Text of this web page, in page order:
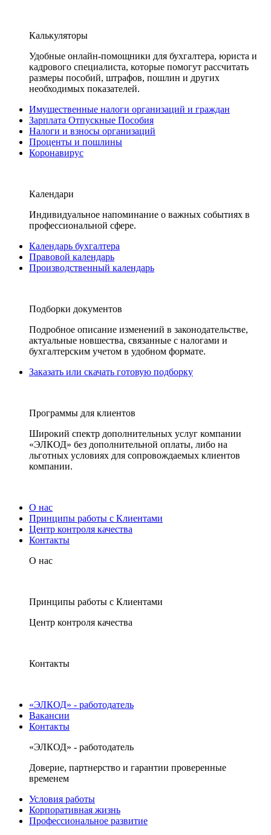
Калькуляторы
Удобные онлайн-помощники для бухгалтера, юриста и
кадрового специалиста, которые помогут рассчитать
размеры пособий, штрафов, пошлин и других
необходимых показателей.
Имущественные налоги организаций и граждан
Зарплата Отпускные Пособия
Налоги и взносы организаций
Проценты и пошлины
Коронавирус
Календари
Индивидуальное напоминание о важных событиях в
профессиональной сфере.
Календарь бухгалтера
Правовой календарь
Производственный календарь
Подборки документов
Подробное описание изменений в законодательстве,
актуальные новшества, связанные с налогами и
бухгалтерским учетом в удобном формате.
Заказать или скачать готовую подборку
Программы для клиентов
Широкий спектр дополнительных услуг компании
«ЭЛКОД» без дополнительной оплаты, либо на
льготных условиях для сопровождаемых клиентов
компании.
О нас
Принципы работы с Клиентами
Центр контроля качества
Контакты
О нас
Принципы работы с Клиентами
Центр контроля качества
Контакты
«ЭЛКОД» - работодатель
Вакансии
Контакты
«ЭЛКОД» - работодатель
Доверие, партнерство и гарантии проверенные
временем
Условия работы
Корпоративная жизнь
Профессиональное развитие